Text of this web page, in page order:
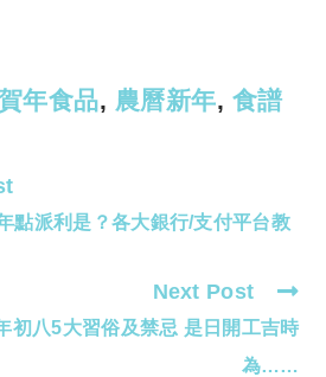
k
p
年食品, 農曆新年, 食譜
點派利是？各大銀行/支付平台教
Next Post
初八5大習俗及禁忌 是日開工吉時
為……